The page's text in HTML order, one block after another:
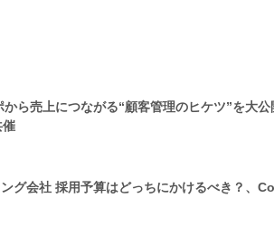
から売上につながる“顧客管理のヒケツ”を大
催
グ会社 採用予算はどっちにかけるべき？、